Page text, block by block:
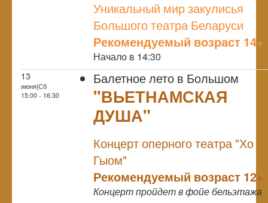
Уникальный мир закулисья
Большого театра Беларуси
Рекомендуемый возраст 14+
Начало в 14:30
13
июня|Сб
15:00 - 16:30
Балетное лето в Большом
"ВЬЕТНАМСКАЯ
ДУША"
Концерт оперного театра "Хо
Гыом"
Рекомендуемый возраст 12+
Концерт пройдет в фойе бельэтажа